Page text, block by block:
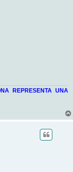
REPRESENTA UNA